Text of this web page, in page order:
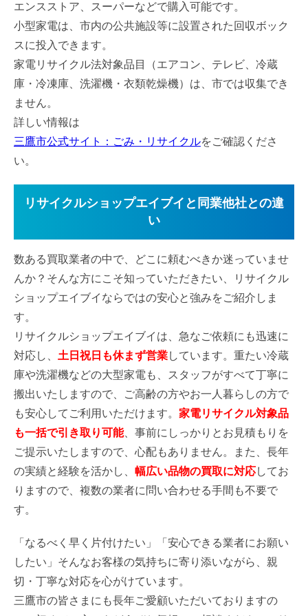
エンスストア、スーパーなどで購入可能です。
小型家電は、市内の公共施設等に設置された回収ボック
スに投入できます。
家電リサイクル法対象品目（エアコン、テレビ、冷蔵
庫・冷凍庫、洗濯機・衣類乾燥機）は、市では収集でき
ません。
詳しい情報は
三鷹市公式サイト：ごみ・リサイクルをご確認くださ
い。
リサイクルショップエイブイと同業他社との違
い
数ある買取業者の中で、どこに頼むべきか迷っていませ
んか？そんな方にこそ知っていただきたい、リサイクル
ショップエイブイならではの安心と強みをご紹介しま
す。
リサイクルショップエイブイは、急なご依頼にも迅速に
対応し、 土日祝日も休まず営業しています。重たい冷蔵
庫や洗濯機などの大型家電も、スタッフがすべて丁寧に
搬出いたしますので、ご高齢の方やお一人暮らしの方で
も安心してご利用いただけます。 家電リサイクル対象品
も一括で引き取り可能、事前にしっかりとお見積もりを
ご提示いたしますので、心配もありません。また、長年
の実績と経験を活かし、 幅広い品物の買取に対応してお
りますので、複数の業者に問い合わせる手間も不要で
す。
「なるべく早く片付けたい」「安心できる業者にお願い
したい」そんなお客様の気持ちに寄り添いながら、親
切・丁寧な対応を心がけています。
三鷹市の皆さまにも長年ご愛顧いただいておりますの
お電話 WEB査定 LINE査定